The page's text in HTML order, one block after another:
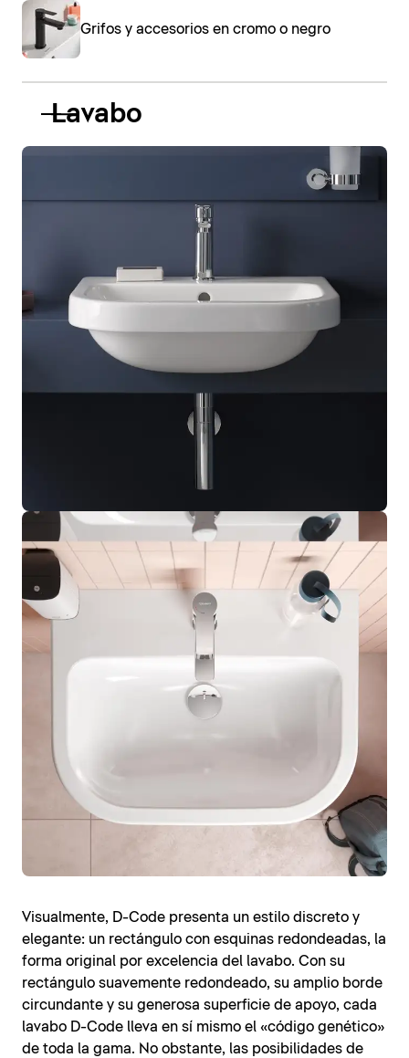
Grifos y accesorios en cromo o negro
Lavabo
Visualmente, D-Code presenta un estilo discreto y
elegante: un rectángulo con esquinas redondeadas, la
forma original por excelencia del lavabo. Con su
rectángulo suavemente redondeado, su amplio borde
circundante y su generosa superficie de apoyo, cada
lavabo D-Code lleva en sí mismo el «código genético»
de toda la gama. No obstante, las posibilidades de